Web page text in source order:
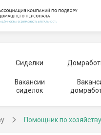
Сиделки
Вакансии
сиделок
Помощник по